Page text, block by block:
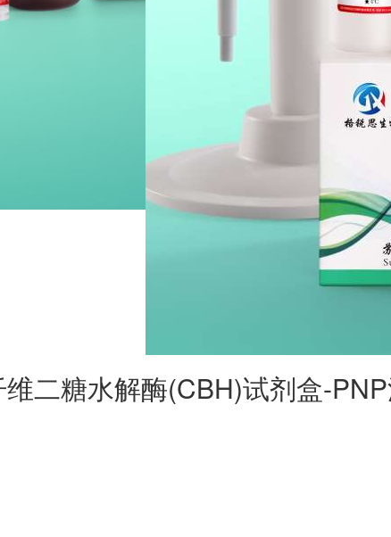
二糖水解酶(CBH)试剂盒-